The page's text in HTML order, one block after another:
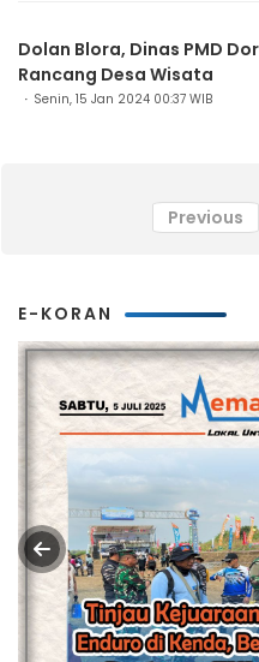
Dolan Blora, Dinas PMD
Rancang Desa Wisata
Senin, 15 Jan 2024 00:37 WIB
Previous
E-KORAN